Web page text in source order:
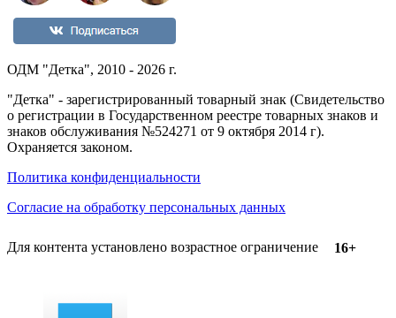
ОДМ "Детка", 2010 - 2026 г.
"Детка" - зарегистрированный товарный знак (Свидетельство
о регистрации в Государственном реестре товарных знаков и
знаков обслуживания №524271 от 9 октября 2014 г).
Охраняется законом.
Политика конфиденциальности
Согласие на обработку персональных данных
Для контента установлено возрастное ограничение 16+